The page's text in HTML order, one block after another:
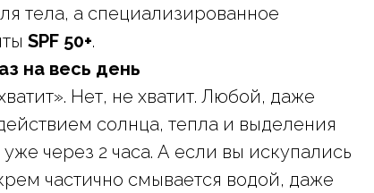
тела, а специализированное
SPF 50+.
на весь день
Нет, не хватит. Любой, даже
солнца, тепла и выделения
через 2 часа. А если вы искупались
частично смывается водой, даже